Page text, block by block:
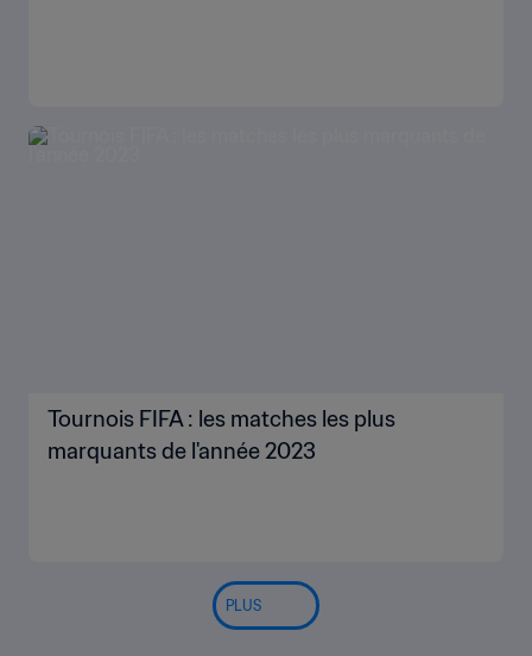
Tournois FIFA : les matches les plus
marquants de l'année 2023
PLUS